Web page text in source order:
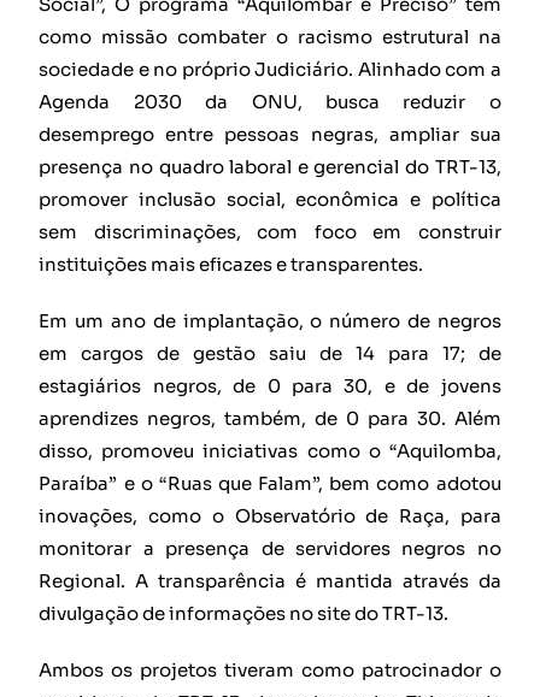
como missão combater o racismo estrutural na
sociedade e no próprio Judiciário. Alinhado com a
Agenda 2030 da ONU, busca reduzir o
desemprego entre pessoas negras, ampliar sua
presença no quadro laboral e gerencial do TRT-13,
promover inclusão social, econômica e política
sem discriminações, com foco em construir
instituições mais eficazes e transparentes.
Em um ano de implantação, o número de negros
em cargos de gestão saiu de 14 para 17; de
estagiários negros, de 0 para 30, e de jovens
aprendizes negros, também, de 0 para 30. Além
disso, promoveu iniciativas como o “Aquilomba,
Paraíba” e o “Ruas que Falam”, bem como adotou
inovações, como o Observatório de Raça, para
monitorar a presença de servidores negros no
Regional. A transparência é mantida através da
divulgação de informações no site do TRT-13.
Ambos os projetos tiveram como patrocinador o